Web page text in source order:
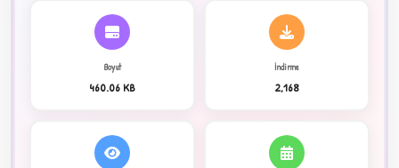
Boyut
460.06 KB
İndirme
2,168